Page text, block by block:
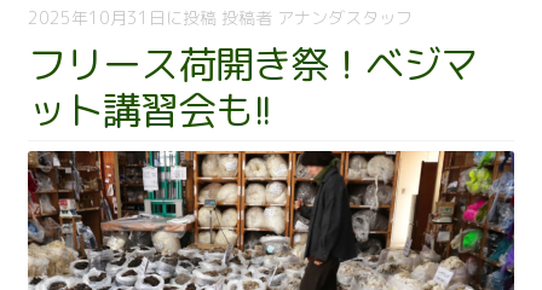
キ
ッ
プ
プ
2025年10月31日 に投稿 投稿者 アナンダスタッフ
フリース荷開き祭！ベジマ
ット講習会も!!